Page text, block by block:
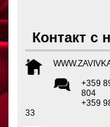
Контакт с
+359
804
+359
33